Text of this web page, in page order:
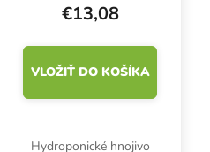
€13,08
VLOŽIŤ DO KOŠÍKA
Hydroponické hnojivo